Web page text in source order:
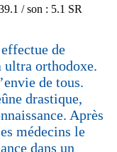
/ son : 5.1 SR
de
ultra orthodoxe.
de tous.
drastique,
Après
médecins le
dans un